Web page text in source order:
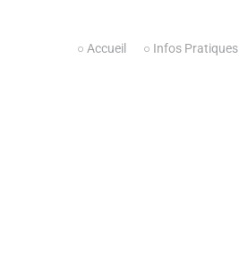
○ Accueil ○ Infos Pratiques